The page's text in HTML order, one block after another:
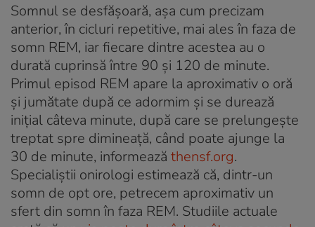
Somnul se desfășoară, așa cum precizam
anterior, în cicluri repetitive, mai ales în faza de
somn REM, iar fiecare dintre acestea au o
durată cuprinsă între 90 și 120 de minute.
Primul episod REM apare la aproximativ o oră
și jumătate după ce adormim și se durează
inițial câteva minute, după care se prelungește
treptat spre dimineață, când poate ajunge la
30 de minute, informează thensf.org.
Specialiștii onirologi estimează că, dintr-un
somn de opt ore, petrecem aproximativ un
sfert din somn în faza REM. Studiile actuale